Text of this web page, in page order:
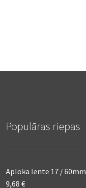
Populāras riepas
Aploka lente 17 / 60mm
9,68 €